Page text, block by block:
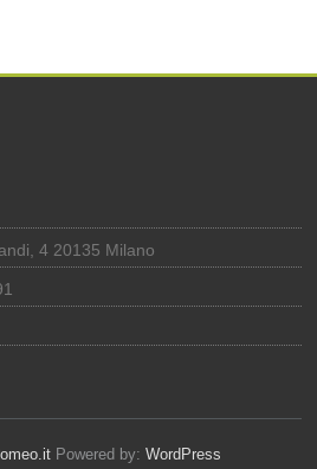
4 20135 Milano
Powered by:WordPress